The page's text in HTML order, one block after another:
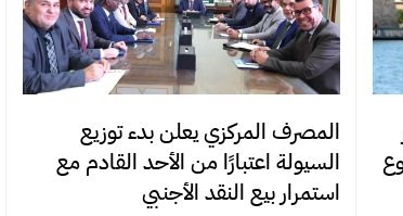
المصرف المركزي يعلن بدء توزيع
السيولة اعتبارًا من الأحد القادم مع
استمرار بيع النقد الأجنبي